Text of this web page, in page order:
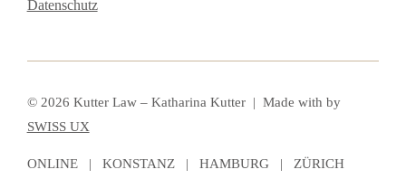
Datenschutz
© 2026 Kutter Law – Katharina Kutter | Made with by
SWISS UX
ONLINE | KONSTANZ | HAMBURG | ZÜRICH